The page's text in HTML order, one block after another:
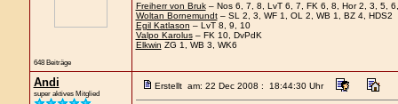
648 Beiträge
Freiherr von Bruk– Nos 6, 7, 8, LvT 6, 7, FK 6, 8, Hor 2, 3, 5,
Woltan Bornemundt– SL 2, 3, WF 1, OL 2, WB 1, BZ 4, HDS2
Egil Katlason – LvT 8, 9, 10
Valpo Karolus– FK 10, DvPdK
Elkwin ZG 1, WB 3, WK6
Andi
super aktives Mitglied
Erstellt am: 22 Dec 2008 : 18:44:30 Uhr